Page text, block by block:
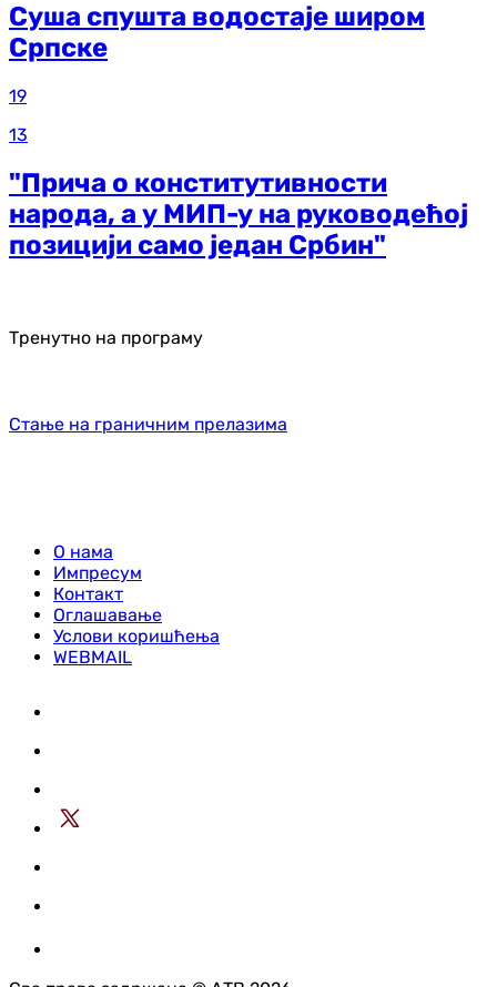
Суша спушта водостаје широм
Српске
19
13
"Прича о конститутивности
народа, а у МИП-у на руководећој
позицији само један Србин"
Тренутно на програму
Стање на граничним прелазима
О нама
Импресум
Контакт
Оглашавање
Услови коришћења
WEBMAIL